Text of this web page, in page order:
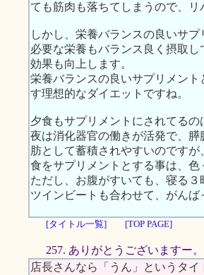
ても筋肉も落ちてしまうので、
しかし、栄養バランスの良いサ
必要な栄養もバランス良く摂取
効果も向上します。
栄養バランスの良いサプリメン
す理想的なダイエットですね。
夕食もサプリメントにされてるの
夜は消化器官の働きが活発で、
肪として蓄積されやすいのです
食をサプリメントとする事は、
ただし、お腹がすいても、寝る
ツインビートも合わせて、がんば
[タイトル一覧] [TOP PAGE]
257. ありがとうございますー。
店長さんなら「うん」というタ